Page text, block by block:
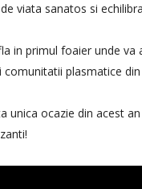
viata sanatos si
in primul foaier unde
plasmatice din
unica ocazie din acest